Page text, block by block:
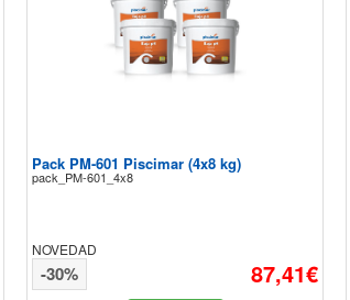
Pack PM-601 Piscimar (4x8 kg)
pack_PM-601_4x8
NOVEDAD
87,41€
-30%